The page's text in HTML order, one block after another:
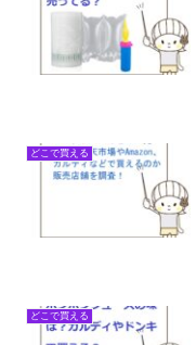
どこで買える
どこで買える